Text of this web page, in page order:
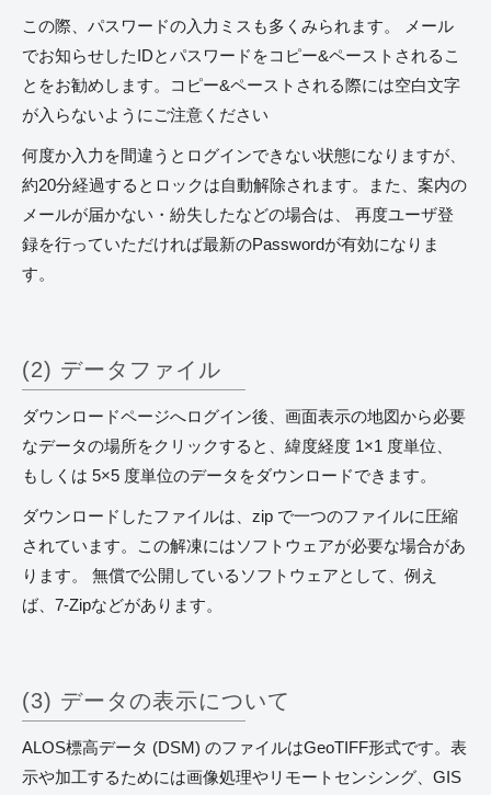
この際、パスワードの入力ミスも多くみられます。 メール
でお知らせしたIDとパスワードをコピー&ペーストされるこ
とをお勧めします。コピー&ペーストされる際には空白文字
が入らないようにご注意ください
何度か入力を間違うとログインできない状態になりますが、
約20分経過するとロックは自動解除されます。また、案内の
メールが届かない・紛失したなどの場合は、 再度ユーザ登
録を行っていただければ最新のPasswordが有効になりま
す。
(2) データファイル
ダウンロードページへログイン後、画面表示の地図から必要
なデータの場所をクリックすると、緯度経度 1×1 度単位、
もしくは 5×5 度単位のデータをダウンロードできます。
ダウンロードしたファイルは、zip で一つのファイルに圧縮
されています。この解凍にはソフトウェアが必要な場合があ
ります。 無償で公開しているソフトウェアとして、例え
ば、7-Zipなどがあります。
(3) データの表示について
ALOS標高データ (DSM) のファイルはGeoTIFF形式です。表
示や加工するためには画像処理やリモートセンシング、GIS